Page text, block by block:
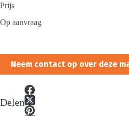
Prijs
Op aanvraag
Neem contact op over deze
Delen